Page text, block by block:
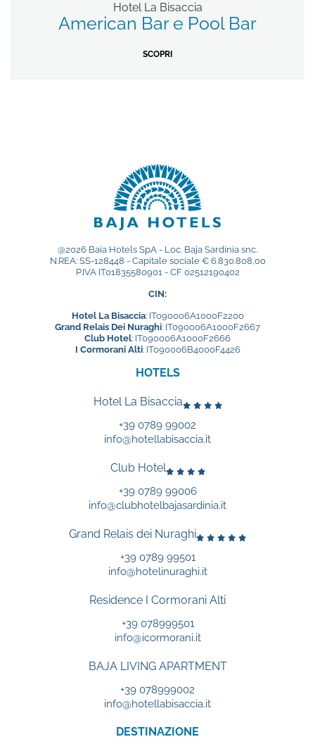
Hotel La Bisaccia
American Bar e Pool Bar
SCOPRI
@2026 Baia Hotels SpA - Loc. Baja Sardinia snc.
N.REA: SS-128448 - Capitale sociale € 6.830.808,00
P.IVA IT01835580901 - CF 02512190402
CIN:
Hotel La Bisaccia: IT090006A1000F2200
Grand Relais Dei Nuraghi: IT090006A1000F2667
Club Hotel: IT090006A1000F2666
I Cormorani Alti: IT090006B4000F4426
HOTELS
Hotel La Bisaccia
+39 0789 99002
info@hotellabisaccia.it
Club Hotel
+39 0789 99006
info@clubhotelbajasardinia.it
Grand Relais dei Nuraghi
+39 0789 99501
info@hotelinuraghi.it
Residence I Cormorani Alti
+39 078999501
info@icormorani.it
BAJA LIVING APARTMENT
+39 078999002
info@hotellabisaccia.it
DESTINAZIONE